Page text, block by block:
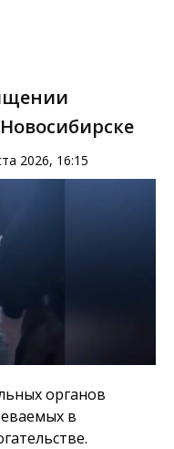
2026, 16:15
органов
в